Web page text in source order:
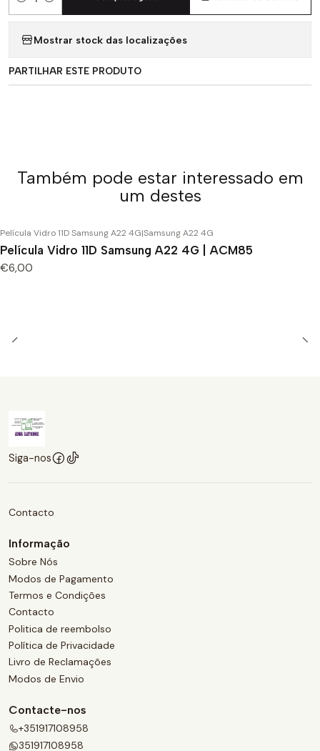
Quantidade
Mostrar stock das localizações
PARTILHAR ESTE PRODUTO
Também pode estar interessado em
um destes
Película Vidro 11D Samsung A22 4G|Samsung A22 4G
Película Vidro 11D Samsung A22 4G | ACM85
€6,00
Siga-nos
Contacto
Informação
Sobre Nós
Modos de Pagamento
Termos e Condições
Contacto
Politica de reembolso
Política de Privacidade
Livro de Reclamações
Modos de Envio
Contacte-nos
+351917108958
351917108958